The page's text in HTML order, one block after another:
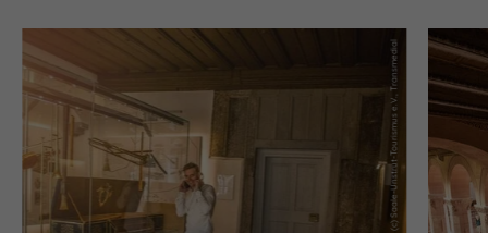
(c) Saale-Unstrut-Tourismus e.V., Transmedial